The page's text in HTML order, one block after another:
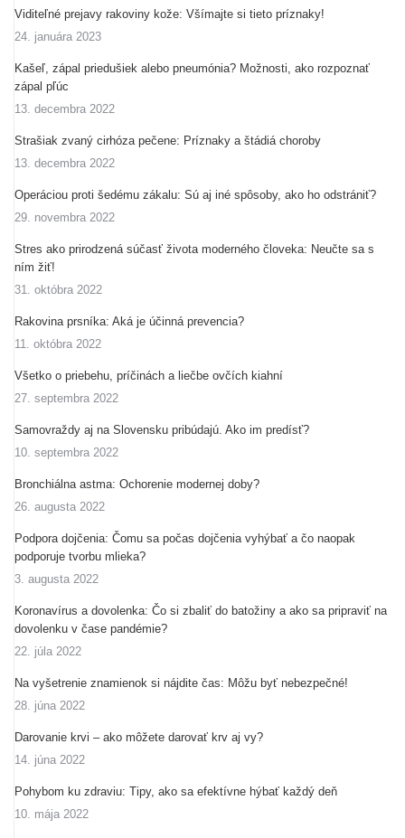
Viditeľné prejavy rakoviny kože: Všímajte si tieto príznaky!
24. januára 2023
Kašeľ, zápal priedušiek alebo pneumónia? Možnosti, ako rozpoznať
zápal pľúc
13. decembra 2022
Strašiak zvaný cirhóza pečene: Príznaky a štádiá choroby
13. decembra 2022
Operáciou proti šedému zákalu: Sú aj iné spôsoby, ako ho odstrániť?
29. novembra 2022
Stres ako prirodzená súčasť života moderného človeka: Neučte sa s
ním žiť!
31. októbra 2022
Rakovina prsníka: Aká je účinná prevencia?
11. októbra 2022
Všetko o priebehu, príčinách a liečbe ovčích kiahní
27. septembra 2022
Samovraždy aj na Slovensku pribúdajú. Ako im predísť?
10. septembra 2022
Bronchiálna astma: Ochorenie modernej doby?
26. augusta 2022
Podpora dojčenia: Čomu sa počas dojčenia vyhýbať a čo naopak
podporuje tvorbu mlieka?
3. augusta 2022
Koronavírus a dovolenka: Čo si zbaliť do batožiny a ako sa pripraviť na
dovolenku v čase pandémie?
22. júla 2022
Na vyšetrenie znamienok si nájdite čas: Môžu byť nebezpečné!
28. júna 2022
Darovanie krvi – ako môžete darovať krv aj vy?
14. júna 2022
Pohybom ku zdraviu: Tipy, ako sa efektívne hýbať každý deň
10. mája 2022